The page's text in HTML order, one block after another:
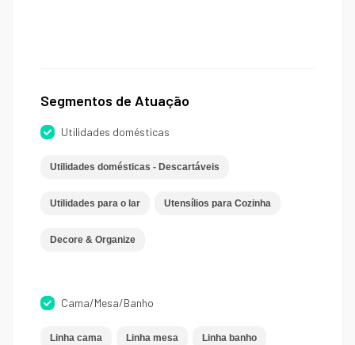
Segmentos de Atuação
Utilidades domésticas
Utilidades domésticas - Descartáveis
Utilidades para o lar Utensílios para Cozinha
Decore & Organize
Cama/Mesa/Banho
Linha cama Linha mesa Linha banho